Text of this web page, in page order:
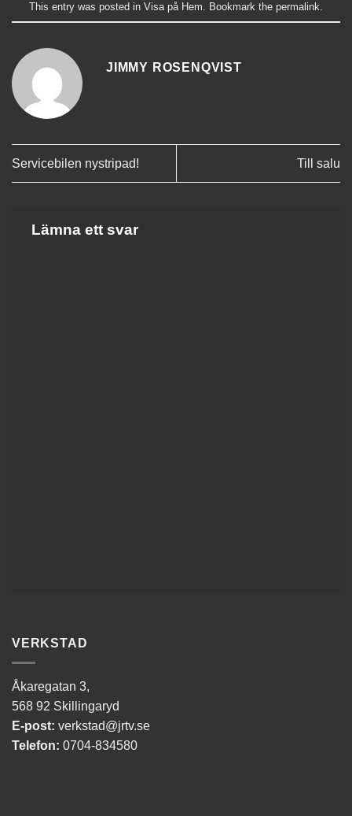
This entry was posted in Visa på Hem. Bookmark the permalink.
JIMMY ROSENQVIST
Servicebilen nystripad! Till salu
Lämna ett svar
VERKSTAD
Åkaregatan 3,
568 92 Skillingaryd
E-post: verkstad@jrtv.se
Telefon: 0704-834580